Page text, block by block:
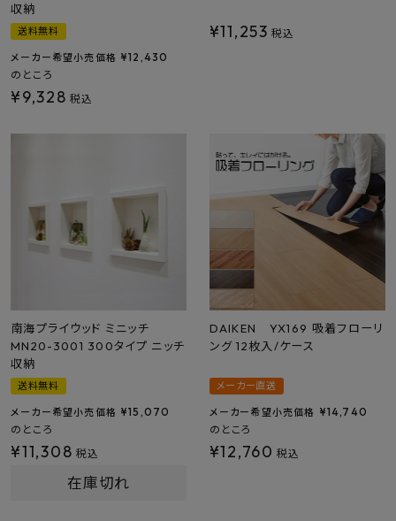
収納
送料無料
メーカー希望小売価格 ¥12,430
のところ
¥9,328 税込
¥11,253 税込
南海プライウッド ミニッチ
MN20-3001 300タイプ ニッチ
収納
送料無料
メーカー希望小売価格 ¥15,070
のところ
¥11,308 税込
在庫切れ
DAIKEN YX169 吸着フローリ
ング 12枚入/ケース
メーカー直送
メーカー希望小売価格 ¥14,740
のところ
¥12,760 税込